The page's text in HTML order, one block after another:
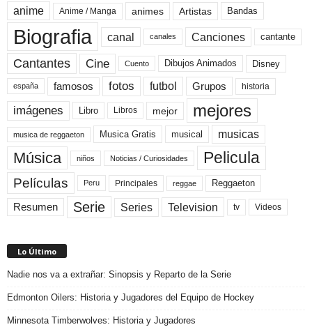
anime Anime / Manga animes Artistas Bandas
Biografia canal canales Canciones cantante
Cantantes Cine Cuento Dibujos Animados Disney
españa famosos fotos futbol Grupos historia
imágenes Libro Libros mejor mejores
musica de reggaeton Musica Gratis musical musicas
Música niños Noticias / Curiosidades Pelicula
Películas Peru Principales reggae Reggaeton
Resumen Serie Series Television tv Videos
Lo Último
Nadie nos va a extrañar: Sinopsis y Reparto de la Serie
Edmonton Oilers: Historia y Jugadores del Equipo de Hockey
Minnesota Timberwolves: Historia y Jugadores